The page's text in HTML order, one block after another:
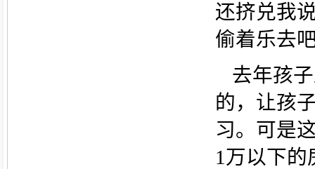
还挤兑我
偷着乐去
去年孩
的，让孩
习。可是
1万以下的